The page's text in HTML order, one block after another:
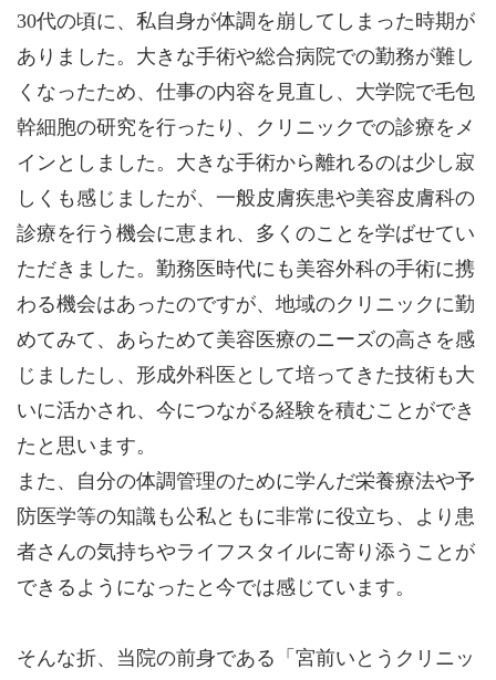
30代の頃に、私自身が体調を崩してしまった時期が
ありました。大きな手術や総合病院での勤務が難し
くなったため、仕事の内容を見直し、大学院で毛包
幹細胞の研究を行ったり、クリニックでの診療をメ
インとしました。大きな手術から離れるのは少し寂
しくも感じましたが、一般皮膚疾患や美容皮膚科の
診療を行う機会に恵まれ、多くのことを学ばせてい
ただきました。勤務医時代にも美容外科の手術に携
わる機会はあったのですが、地域のクリニックに勤
めてみて、あらためて美容医療のニーズの高さを感
じましたし、形成外科医として培ってきた技術も大
いに活かされ、今につながる経験を積むことができ
たと思います。
また、自分の体調管理のために学んだ栄養療法や予
防医学等の知識も公私ともに非常に役立ち、より患
者さんの気持ちやライフスタイルに寄り添うことが
できるようになったと今では感じています。
そんな折、当院の前身である「宮前いとうクリニッ